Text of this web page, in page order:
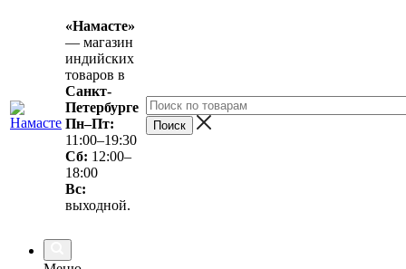
«Намасте»
— магазин
индийских
товаров в
Санкт-
Петербурге
Пн–Пт:
11:00–19:30
Сб: 12:00–
18:00
Вс:
выходной.